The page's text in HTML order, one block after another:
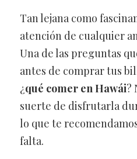
Tan lejana como
atención de cualquier
Una de las preguntas
antes de comprar tus
¿qué comer en Hawái?
suerte de disfrutarla
lo que te
falta.